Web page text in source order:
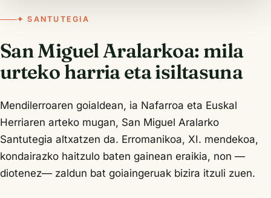
✦ SANTUTEGIA
San Miguel Aralarkoa: mila
urteko harria eta isiltasuna
Mendilerroaren goialdean, ia Nafarroa eta Euskal
Herriaren arteko mugan, San Miguel Aralarko
Santutegia altxatzen da. Erromanikoa, XI. mendekoa,
kondairazko haitzulo baten gainean eraikia, non —
diotenez— zaldun bat goiaingeruak bizira itzuli zuen.